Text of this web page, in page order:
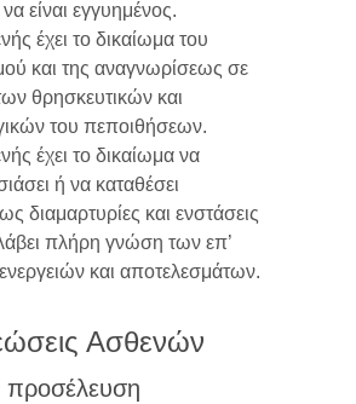
είναι εγγυημένος.
έχει το δικαίωμα του
και της αναγνωρίσεως σε
θρησκευτικών και
του πεποιθήσεων.
έχει το δικαίωμα να
ή να καταθέσει
διαμαρτυρίες και ενστάσεις
πλήρη γνώση των επ’
και αποτελεσμάτων.
Ασθενών
προσέλευση